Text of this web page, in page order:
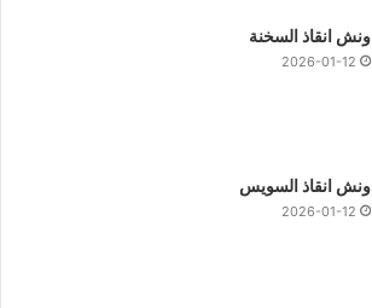
ونش انقاذ السخنة
2026-01-12
ونش انقاذ السويس
2026-01-12